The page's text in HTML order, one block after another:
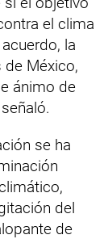
el clima
la
México,
ánimo de
se ha
del
de